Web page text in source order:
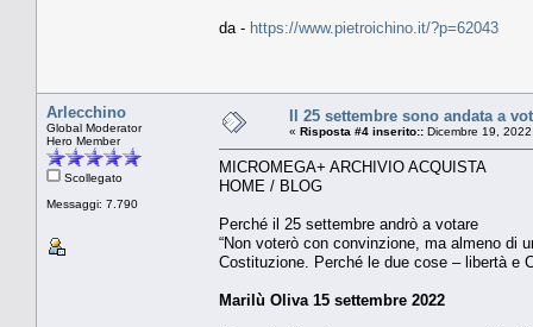
da - https://www.pietroichino.it/?p=62043
Arlecchino
Global Moderator
Hero Member
Scollegato
Messaggi: 7.790
Il 25 settembre sono andata a
« Risposta #4 inserito:: Dicembre 19,
MICROMEGA+ ARCHIVIO ACQUISTA
HOME / BLOG
Perché il 25 settembre andrò a votare
“Non voterò con convinzione, ma almeno di
Costituzione. Perché le due cose – libertà e
Marilù Oliva 15 settembre 2022